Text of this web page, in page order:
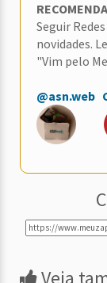
Seguir
novidades.
"Vim pelo
@asn.web
Veja